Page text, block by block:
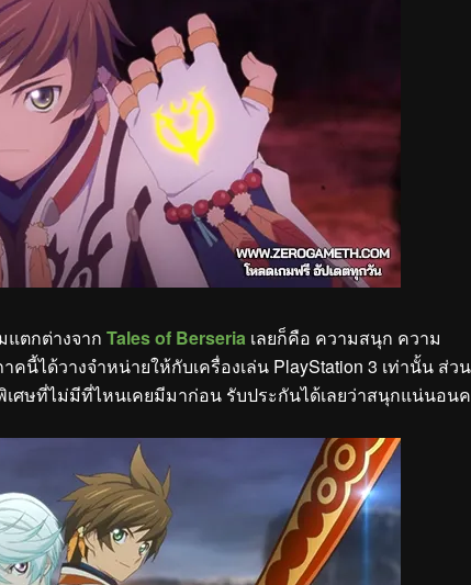
ตกต่างจาก Tales of Berseria เลยก็คือ ความสนุก ความ
นี้ได้วางจำหน่ายให้กับเครื่องเล่น PlayStation 3 เท่านั้น ส่วน
เศษที่ไม่มีที่ไหนเคยมีมาก่อน รับประกันได้เลยว่าสนุกแน่นอน